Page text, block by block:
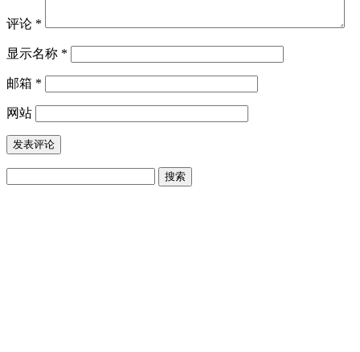
评论 *
显示名称 *
邮箱 *
网站